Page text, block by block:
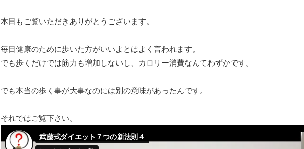
本日もご覧いただきありがとうございます。
毎日健康のために歩いた方がいいよとはよく言われます。
でも歩くだけでは筋力も増加しないし、カロリー消費なんてわずかです。
でも本当の歩く事が大事なのには別の意味があったんです。
それではご覧下さい。